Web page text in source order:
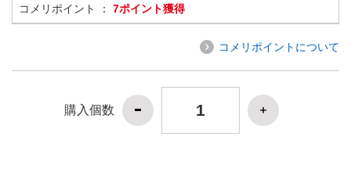
コメリポイント ： 7ポイント獲得
コメリポイントについて
購入個数